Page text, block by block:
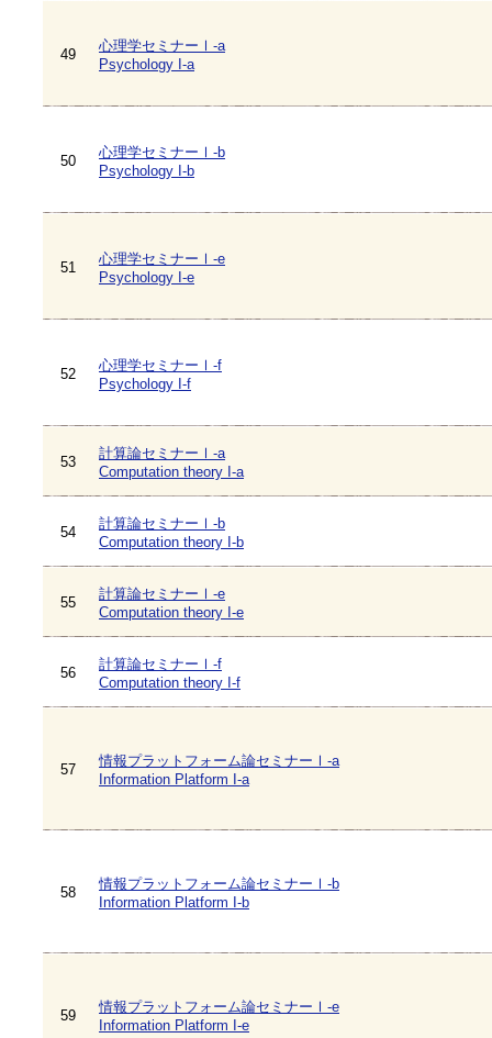
49
心理学セミナーⅠ-a
Psychology I-a
50
心理学セミナーⅠ-b
Psychology I-b
51
心理学セミナーⅠ-e
Psychology I-e
52
心理学セミナーⅠ-f
Psychology I-f
53
計算論セミナーⅠ-a
Computation theory I-a
54
計算論セミナーⅠ-b
Computation theory I-b
55
計算論セミナーⅠ-e
Computation theory I-e
56
計算論セミナーⅠ-f
Computation theory I-f
57
情報プラットフォーム論セミナーⅠ-a
Information Platform I-a
58
情報プラットフォーム論セミナーⅠ-b
Information Platform I-b
59
情報プラットフォーム論セミナーⅠ-e
Information Platform I-e